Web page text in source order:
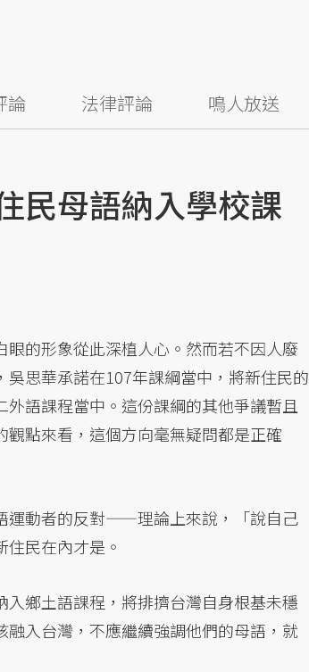
論 法律評論 鳴人放送
民母語納入學校課
的形象從此深植人心。然而若不因人廢
，吳思華承諾在107年課綱當中，將新住民的
語課程當中。這份課綱的其他爭議暫且
點來看，這個方向毫無疑問都是正確
運動者的反對——理論上來說，「說自己
民在內才是。
鄉土語課程，將排擠台灣自身根基未穩
入台灣，不應繼續強調他們的母語，就